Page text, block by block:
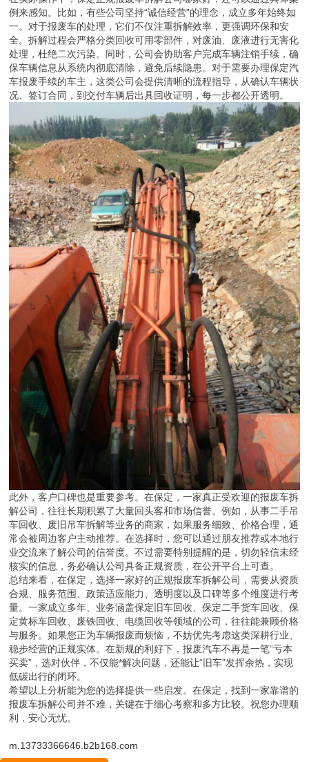
例来感知。比如，有些公司坚持“诚信经营”的理念，成立多年始终如
一。对于报废车的处理，它们不仅注重拆解效率，更强调环保和安
全。拆解过程会严格分类回收可用零部件，对废油、废液进行无害化
处理，杜绝二次污染。同时，公司会协助客户完成车辆注销手续，确
保车辆信息从系统内彻底清除，避免后续隐患。对于需要办理保定汽
车报废手续的车主，这类公司会提供清晰的流程指导，从确认车辆状
况、签订合同，到交付车辆后出具回收证明，每一步都公开透明。
此外，客户口碑也是重要参考。在保定，一家真正受欢迎的报废车拆
解公司，往往长期积累了大量回头客和市场信誉。例如，从事二手吊
车回收、废旧吊车拆解等业务的商家，如果服务细致、价格合理，通
常会被周边客户主动推荐。在选择时，您可以通过朋友推荐或本地行
业交流来了解公司的信誉度。不过需要特别提醒的是，切勿轻信未经
核实的信息，务必确认公司具备正规资质，在公开平台上可查。
总结来看，在保定，选择一家好的正规报废车拆解公司，需要从资质
合规、服务范围、政策适应能力、透明度以及口碑等多个维度进行考
量。一家成立多年、业务涵盖保定旧车回收、保定二手货车回收、保
定黄标车回收、废铁回收、电缆回收等领域的公司，往往能兼顾价格
与服务。如果您正为车辆报废而烦恼，不妨优先考虑这类深耕行业、
稳步经营的正规实体。在新规的利好下，报废汽车不再是一笔“亏本
买卖”，选对伙伴，不仅能*解决问题，还能让“旧车”发挥余热，实现
低碳出行的闭环。
希望以上分析能为您的选择提供一些启发。在保定，找到一家靠谱的
报废车拆解公司并不难，关键在于细心考察和多方比较。祝您办理顺
利，安心无忧。
m.13733366646.b2b168.com